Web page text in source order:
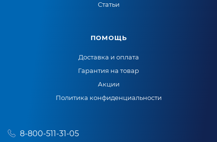
Статьи
ПОМОЩЬ
Доставка и оплата
Гарантия на товар
Акции
Политика конфиденциальности
8-800-511-31-05